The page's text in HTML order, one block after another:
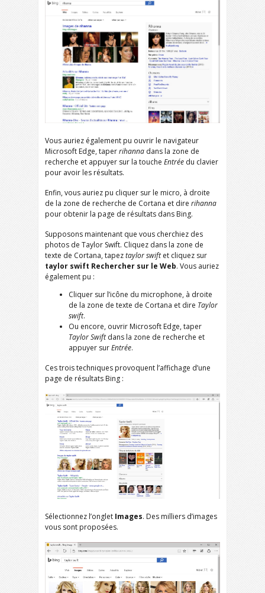
Vous auriez également pu ouvrir le navigateur
Microsoft Edge, taperrihanna dans la zone de
recherche et appuyer sur la touche Entrée du clavier
pour avoir les résultats.
Enfin, vous auriez pu cliquer sur le micro, à droite
de la zone de recherche de Cortana et dire rihanna
pour obtenir la page de résultats dans Bing.
Supposons maintenant que vous cherchiez des
photos de Taylor Swift. Cliquez dans la zone de
texte de Cortana, tapeztaylor swiftet cliquez sur
taylor swift Rechercher sur le Web. Vous auriez
également pu :
Cliquer sur l’icône du microphone, à droite
de la zone de texte de Cortana et dire Taylor
swift.
Ou encore, ouvrir Microsoft Edge, taper
Taylor Swiftdans la zone de recherche et
appuyer surEntrée.
Ces trois techniques provoquent l’affichage d’une
page de résultats Bing :
Sélectionnez l’onglet Images. Des milliers d’images
vous sont proposées.